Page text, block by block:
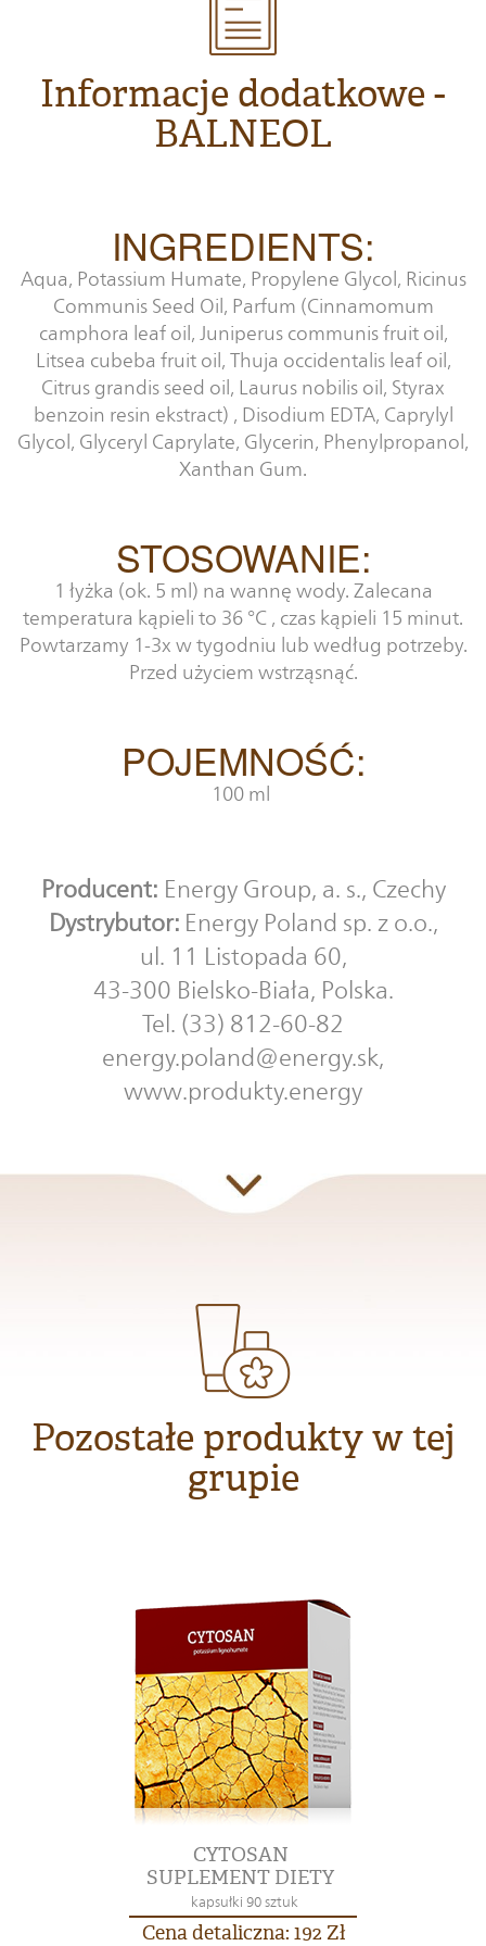
Informacje dodatkowe -
BALNEOL
INGREDIENTS:
Aqua, Potassium Humate, Propylene Glycol, Ricinus
Communis Seed Oil, Parfum (Cinnamomum
camphora leaf oil, Juniperus communis fruit oil,
Litsea cubeba fruit oil, Thuja occidentalis leaf oil,
Citrus grandis seed oil, Laurus nobilis oil, Styrax
benzoin resin ekstract) , Disodium EDTA, Caprylyl
Glycol, Glyceryl Caprylate, Glycerin, Phenylpropanol,
Xanthan Gum.
STOSOWANIE:
1 łyżka (ok. 5 ml) na wannę wody. Zalecana
temperatura kąpieli to 36 °C , czas kąpieli 15 minut.
Powtarzamy 1-3x w tygodniu lub według potrzeby.
Przed użyciem wstrząsnąć.
POJEMNOŚĆ:
100 ml
Producent: Energy Group, a. s., Czechy
Dystrybutor: Energy Poland sp. z o.o.,
ul. 11 Listopada 60,
43-300 Bielsko-Biała, Polska.
Tel. (33) 812-60-82
energy.poland@energy.sk,
www.produkty.energy
Pozostałe produkty w tej
grupie
CYTOSAN
SUPLEMENT DIETY
kapsułki 90 sztuk
Cena detaliczna: 192 Zł